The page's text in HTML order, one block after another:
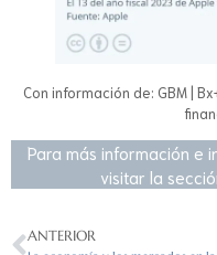
Con información de: GBM |
Para más información e
visitar la
ANTERIOR